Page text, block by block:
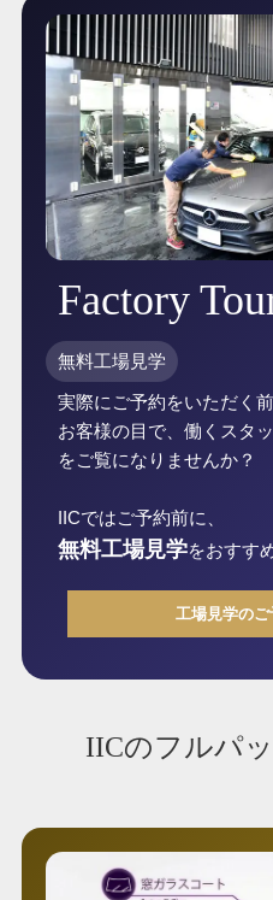
Factory
無料工場見学
実際にご予約をいただく前
お客様の目で、働くスタ
をご覧になりませんか？
IICではご予約前に、
無料工場見学をおすす
工場見学の
IICのフルパ